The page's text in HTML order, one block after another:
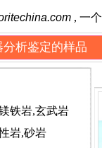
, 一
分析鉴定的样品
铁岩,玄武岩
岩,砂岩